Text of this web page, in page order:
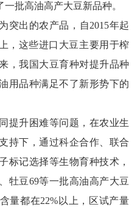
批高油高产大豆新品种。
出的农产品，自2015年起
，这些进口大豆主要用于榨
，我国大豆育种对提升品种
用品种满足不了新形势下的
升困难等问题，在农业生
持下，通过科企合作、联合
标记选择等生物育种技术，
牡豆69等一批高油高产大豆
量都在22%以上，区试产量